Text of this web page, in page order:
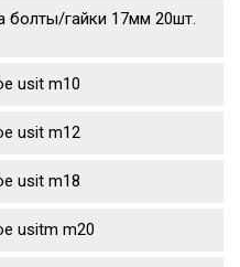
болты/гайки 17мм 20шт.
usit m10
usit m12
usit m18
usitm m20